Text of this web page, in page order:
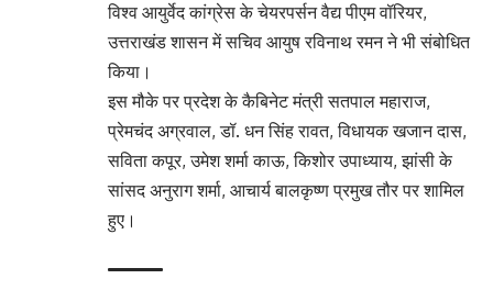
विश्व आयुर्वेद कांग्रेस के चेयरपर्सन वैद्य पीएम वॉरियर,
उत्तराखंड शासन में सचिव आयुष रविनाथ रमन ने भी संबोधित
किया।
इस मौके पर प्रदेश के कैबिनेट मंत्री सतपाल महाराज,
प्रेमचंद अग्रवाल, डॉ. धन सिंह रावत, विधायक खजान दास,
सविता कपूर, उमेश शर्मा काऊ, किशोर उपाध्याय, झांसी के
सांसद अनुराग शर्मा, आचार्य बालकृष्ण प्रमुख तौर पर शामिल
हुए।